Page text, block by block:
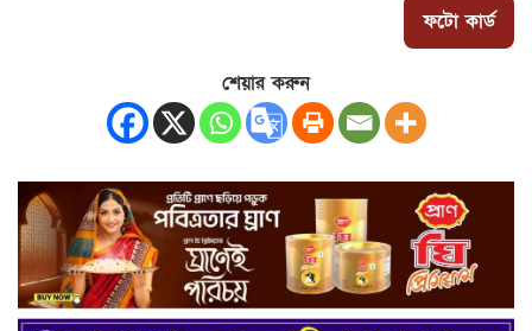
ফটো কার্ড
শেয়ার করুন